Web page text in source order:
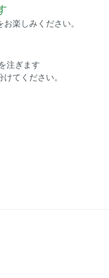
楽しみください。
注ぎます
てください。